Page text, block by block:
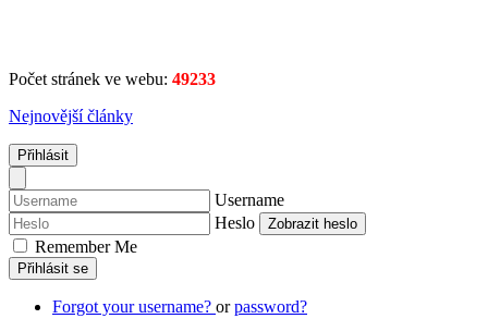
Počet stránek ve webu: 49233
Nejnovější články
Přihlásit
Username
Heslo
Zobrazit heslo
Remember Me
Přihlásit se
Forgot your username? orpassword?